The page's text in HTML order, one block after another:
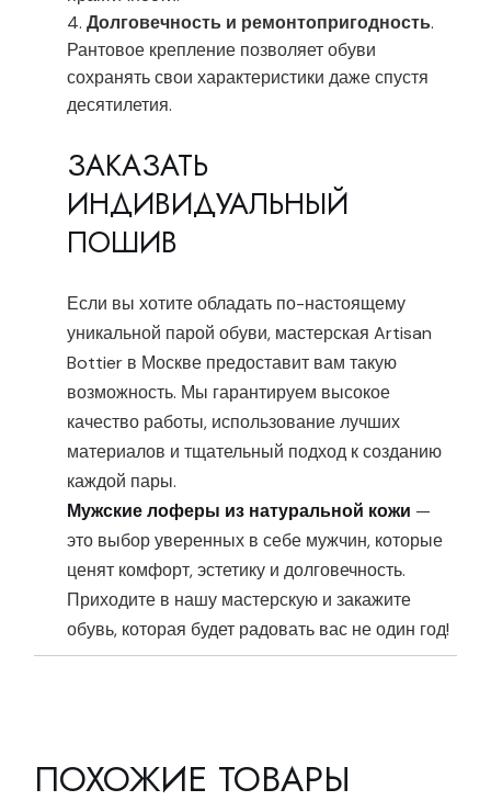
Долговечность и ремонтопригодность.
Рантовое крепление позволяет обуви
сохранять свои характеристики даже спустя
десятилетия.
ЗАКАЗАТЬ
ИНДИВИДУАЛЬНЫЙ
ПОШИВ
Если вы хотите обладать по-настоящему
уникальной парой обуви, мастерская Artisan
Bottier в Москве предоставит вам такую
возможность. Мы гарантируем высокое
качество работы, использование лучших
материалов и тщательный подход к созданию
каждой пары.
Мужские лоферы из натуральной кожи —
это выбор уверенных в себе мужчин, которые
ценят комфорт, эстетику и долговечность.
Приходите в нашу мастерскую и закажите
обувь, которая будет радовать вас не один год!
ПОХОЖИЕ ТОВАРЫ